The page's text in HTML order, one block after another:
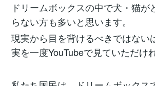
ドリームボックスの中で犬・猫
らない方も多いと思います。
現実から目を背けるべきではな
実を一度YouTubeで見ていただけ